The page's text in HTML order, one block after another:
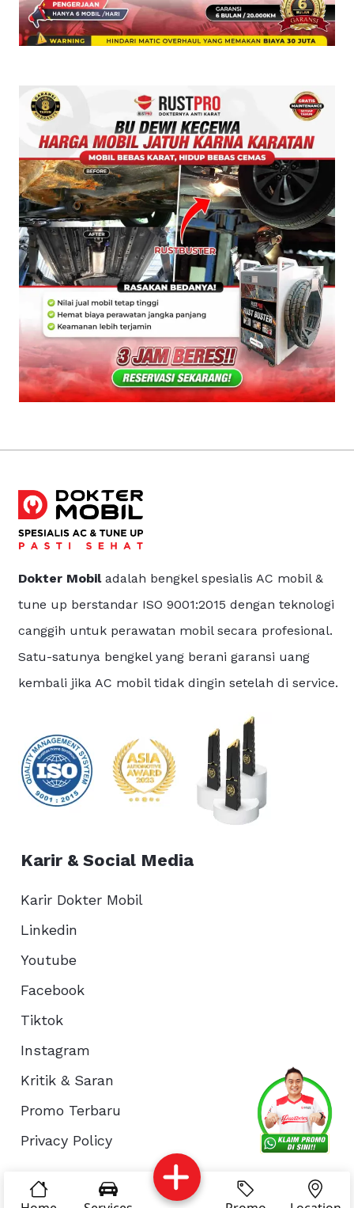
About Us
Reservasi Article
Dokter Mobiladalah bengkel spesialis AC mobil &
tune up berstandar ISO 9001:2015 dengan teknologi
canggih untuk perawatan mobil secara profesional.
Satu-satunya bengkel yang berani garansi uang
kembali jika AC mobil tidak dingin setelah di service.
Karir & Social Media
Karir Dokter Mobil
Linkedin
Youtube
Facebook
Tiktok
Instagram
Kritik & Saran
Promo Terbaru
Privacy Policy
© Copyright 2026 - Dokter Mobil Indonesia